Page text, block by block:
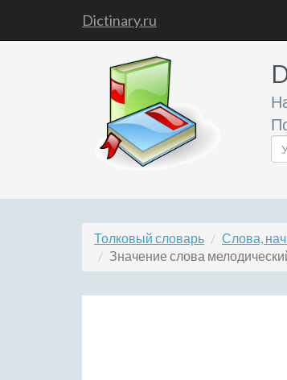
Dictinary.ru
Толковый словарь Слова,
Значение слова